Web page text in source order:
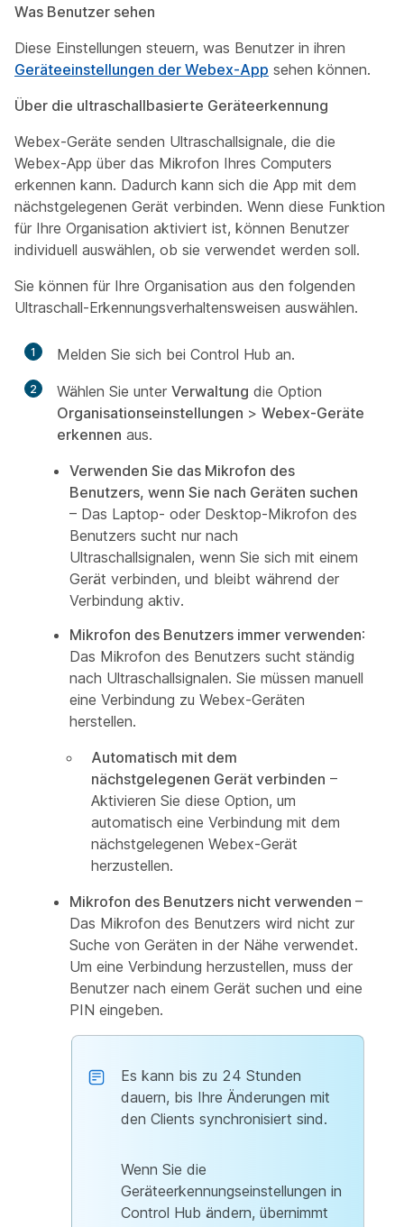
Was Benutzer sehen
Diese Einstellungen steuern, was Benutzer in ihren
Geräteeinstellungen der Webex-App sehen können.
Über die ultraschallbasierte Geräteerkennung
Webex-Geräte senden Ultraschallsignale, die die
Webex-App über das Mikrofon Ihres Computers
erkennen kann. Dadurch kann sich die App mit dem
nächstgelegenen Gerät verbinden. Wenn diese Funktion
für Ihre Organisation aktiviert ist, können Benutzer
individuell auswählen, ob sie verwendet werden soll.
Sie können für Ihre Organisation aus den folgenden
Ultraschall-Erkennungsverhaltensweisen auswählen.
1 Melden Sie sich bei Control Hub an.
2 Wählen Sie unter Verwaltung die Option
Organisationseinstellungen > Webex-Geräte
erkennen aus.
Verwenden Sie das Mikrofon des
Benutzers, wenn Sie nach Geräten suchen
– Das Laptop- oder Desktop-Mikrofon des
Benutzers sucht nur nach
Ultraschallsignalen, wenn Sie sich mit einem
Gerät verbinden, und bleibt während der
Verbindung aktiv.
Mikrofon des Benutzers immer verwenden:
Das Mikrofon des Benutzers sucht ständig
nach Ultraschallsignalen. Sie müssen manuell
eine Verbindung zu Webex-Geräten
herstellen.
Automatisch mit dem
nächstgelegenen Gerät verbinden –
Aktivieren Sie diese Option, um
automatisch eine Verbindung mit dem
nächstgelegenen Webex-Gerät
herzustellen.
Mikrofon des Benutzers nicht verwenden –
Das Mikrofon des Benutzers wird nicht zur
Suche von Geräten in der Nähe verwendet.
Um eine Verbindung herzustellen, muss der
Benutzer nach einem Gerät suchen und eine
PIN eingeben.
Es kann bis zu 24 Stunden
dauern, bis Ihre Änderungen mit
den Clients synchronisiert sind.
Wenn Sie die
Geräteerkennungseinstellungen in
Control Hub ändern, übernimmt